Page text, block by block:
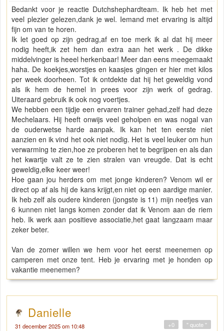
Bedankt voor je reactie Dutchshephardteam. Ik heb het met
veel plezier gelezen,dank je wel. Iemand met ervaring is altijd
fijn om van te horen.
Ik let goed op zijn gedrag,af en toe merk ik al dat hij meer
nodig heeft,ik zet hem dan extra aan het werk . De dikke
middelvinger is heeel herkenbaar! Meer dan eens meegemaakt
haha. De koekjes,worstjes en kaasjes gingen er hier met kilos
per week doorheen. Tot ik ontdekte dat hij het geweldig vond
als ik hem de hemel in prees voor zijn werk of gedrag.
Uiteraard gebruik ik ook nog voertjes.
We hebben een tijdje een ervaren trainer gehad,zelf had deze
Mechelaars. Hij heeft onwijs veel geholpen en was nogal van
de ouderwetse harde aanpak. Ik kan het ten eerste niet
aanzien en ik vind het ook niet nodig. Het is veel leuker om hun
verwarming te zien,hoe ze proberen het te begrijpen en als dan
het kwartje valt ze te zien stralen van vreugde. Dat is echt
geweldig,elke keer weer!
Hoe gaan jou herders om met jonge kinderen? Venom wil er
direct op af als hij de kans krijgt,en niet op een aardige manier.
Ik heb zelf als oudere kinderen (jongste is 11) mijn neefjes van
6 kunnen niet langs komen zonder dat ik Venom aan de riem
heb. Ik werk aan positieve associatie,het gaat langzaam maar
zeker beter.
Van de zomer willen we hem voor het eerst meenemen op
camperen met onze tent. Heb je ervaring met je honden op
vakantie meenemen?
Danielle
31 december 2025 om 10:48 " quote "
+0